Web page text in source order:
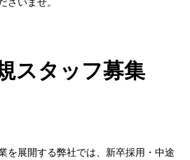
スタッフ募集
を展開する弊社では、新卒採用・中途